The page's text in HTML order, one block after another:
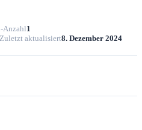
Anzahl1
Zuletzt aktualisiert8. Dezember 2024